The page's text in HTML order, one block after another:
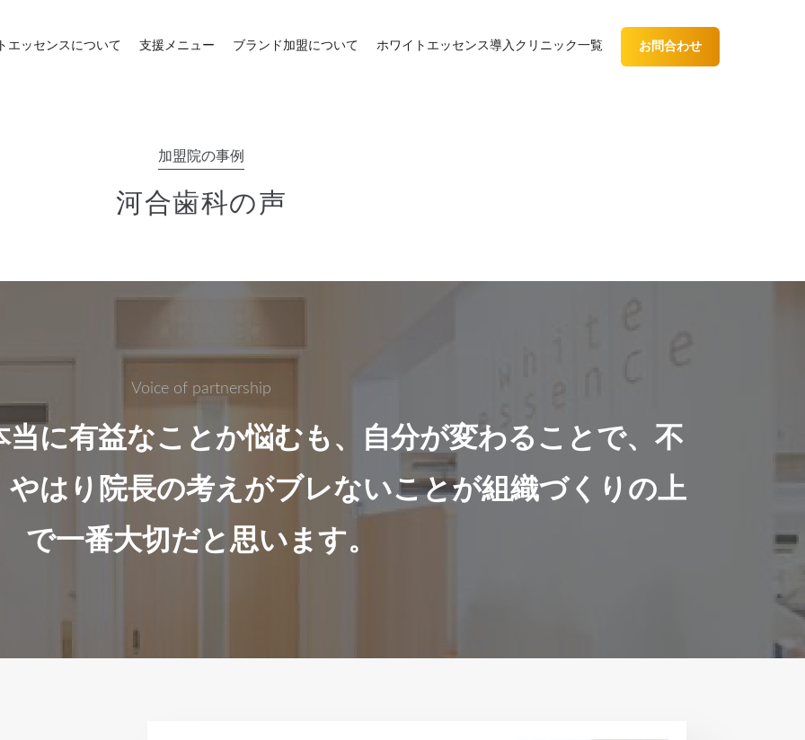
エッセンスについて 支援メニュー ブランド加盟について ホワイトエッセンス導入クリニック一覧 お問合わせ
加盟院の事例
河合歯科の声
Voice of partnership
に有益なことか悩むも、自分が変わることで、不
はり院長の考えがブレないことが組織づくりの上
で一番大切だと思います。